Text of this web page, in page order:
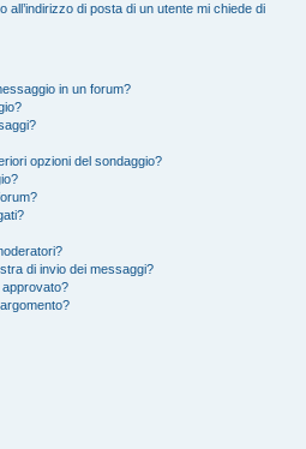
all’indirizzo di posta di un utente mi chiede di
in un forum?
opzioni del sondaggio?
di invio dei messaggi?